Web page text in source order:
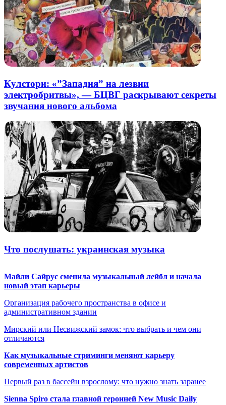
Кулстори: «”Западня” на лезвии
электробритвы», — БЦВГ раскрывают секреты
звучания нового альбома
Что послушать: украинская музыка
Майли Сайрус сменила музыкальный лейбл и начала
новый этап карьеры
Организация рабочего пространства в офисе и
административном здании
Мирский или Несвижский замок: что выбрать и чем они
отличаются
Как музыкальные стриминги меняют карьеру
современных артистов
Первый раз в бассейн взрослому: что нужно знать заранее
Sienna Spiro стала главной героиней New Music Daily